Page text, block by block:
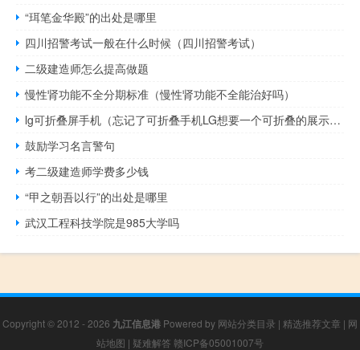
“珥笔金华殿”的出处是哪里
四川招警考试一般在什么时候（四川招警考试）
二级建造师怎么提高做题
慢性肾功能不全分期标准（慢性肾功能不全能治好吗）
lg可折叠屏手机（忘记了可折叠手机LG想要一个可折叠的展示柜）
鼓励学习名言警句
考二级建造师学费多少钱
“甲之朝吾以行”的出处是哪里
武汉工程科技学院是985大学吗
Copyright © 2012 - 2026 九江信息港 Powered by 网站分类目录 | 精选推荐文章 | 网
站地图 | 疑难解答 赣ICP备05001007号